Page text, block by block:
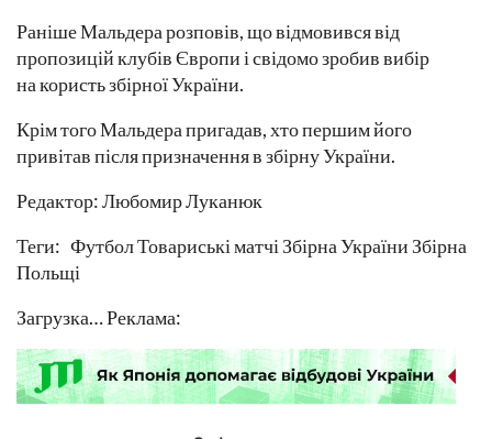
Раніше Мальдера розповів, що відмовився від
пропозицій клубів Європи і свідомо зробив вибір
на користь збірної України.
Крім того Мальдера пригадав, хто першим його
привітав після призначення в збірну України.
Редактор: Любомир Луканюк
Теги: Футбол Товариські матчі Збірна України Збірна
Польщі
Загрузка… Реклама: